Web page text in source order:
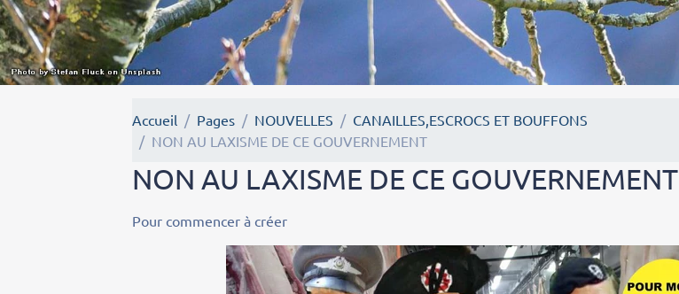
Accueil Pages NOUVELLES
CANAILLES,ESCROCS ET BOUFFONS
NON AU LAXISME DE CE GOUVERNEMENT
NON AU LAXISME DE CE GOUVERNEMENT
Pour commencer à créer